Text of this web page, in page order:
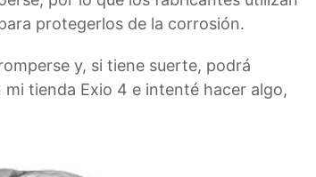
protegerlos de la corrosión.
y, si tiene suerte, podrá
tienda Exio 4 e intenté hacer algo,